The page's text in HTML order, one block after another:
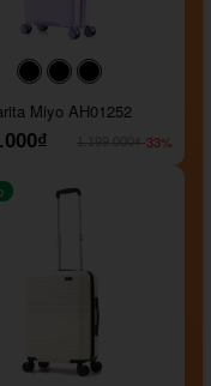
#000000#000000
Miyo AH01252
-33%